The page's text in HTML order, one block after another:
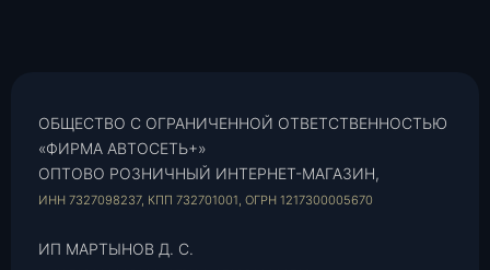
ОБЩЕСТВО С ОГРАНИЧЕННОЙ ОТВЕТСТВЕННОСТЬЮ
«ФИРМА АВТОСЕТЬ+»
ОПТОВО РОЗНИЧНЫЙ ИНТЕРНЕТ-МАГАЗИН,
ИНН 7327098237, КПП 732701001, ОГРН 1217300005670
ИП МАРТЫНОВ Д. С.